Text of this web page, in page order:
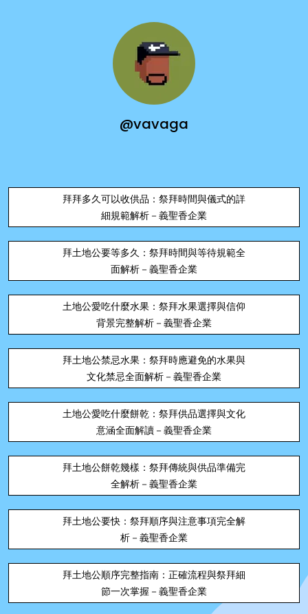
@vavaga
拜拜多久可以收供品：祭拜時間與儀式的詳
細規範解析－義聖香企業
拜土地公要等多久：祭拜時間與等待規範全
面解析－義聖香企業
土地公愛吃什麼水果：祭拜水果選擇與信仰
背景完整解析－義聖香企業
拜土地公禁忌水果：祭拜時應避免的水果與
文化禁忌全面解析－義聖香企業
土地公愛吃什麼餅乾：祭拜供品選擇與文化
意涵全面解讀－義聖香企業
拜土地公餅乾幾樣：祭拜傳統與供品準備完
全解析－義聖香企業
拜土地公要快：祭拜順序與注意事項完全解
析－義聖香企業
拜土地公順序完整指南：正確流程與祭拜細
節一次掌握－義聖香企業